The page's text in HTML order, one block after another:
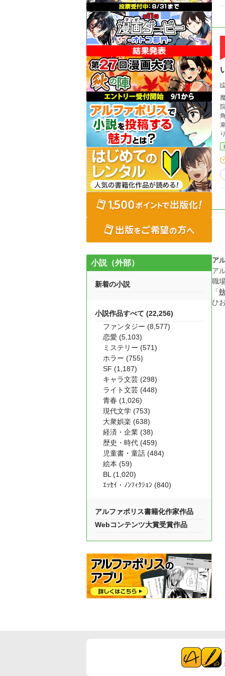
※
ア
ア
職
「
ひ
小説（外部）
新着の小説
小説作品すべて (22,256)
ファンタジー (8,577)
恋愛 (5,103)
ミステリー (571)
ホラー (755)
SF (1,187)
キャラ文芸 (298)
ライト文芸 (448)
青春 (1,026)
現代文学 (753)
大衆娯楽 (638)
経済・企業 (38)
歴史・時代 (459)
児童書・童話 (484)
絵本 (59)
BL (1,020)
ｴｯｾｲ・ﾉﾝﾌｨｸｼｮﾝ (840)
アルファポリス書籍化作家作品
Webコンテンツ大賞受賞作品